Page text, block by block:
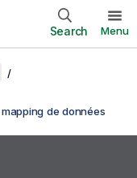
Search Menu
de données